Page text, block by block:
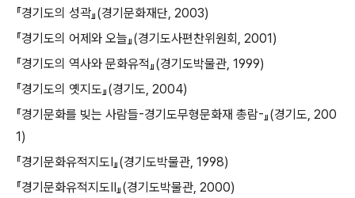
『경기도의 성곽』(경기문화재단, 2003)
『경기도의 어제와 오늘』(경기도사편찬위원회, 2001)
『경기도의 역사와 문화유적』(경기도박물관, 1999)
『경기도의 옛지도』(경기도, 2004)
『경기문화를 빚는 사람들-경기도무형문화재 총람-』(경기도, 200
1)
『경기문화유적지도Ⅰ』(경기도박물관, 1998)
『경기문화유적지도Ⅱ』(경기도박물관, 2000)